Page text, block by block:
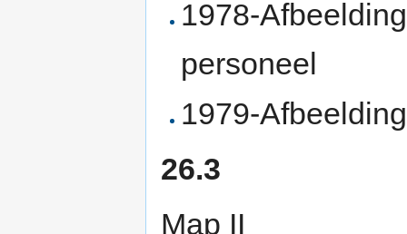
1978-
personeel
1979-
26.3
Map II